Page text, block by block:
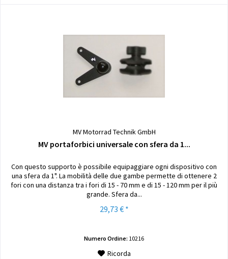
MV Motorrad Technik GmbH
MV portaforbici universale con sfera da 1...
Con questo supporto è possibile equipaggiare ogni dispositivo con
una sfera da 1". La mobilità delle due gambe permette di ottenere 2
fori con una distanza tra i fori di 15 - 70 mm e di 15 - 120 mm per il più
grande. Sfera da...
29,73 € *
Numero Ordine: 10216
Ricorda